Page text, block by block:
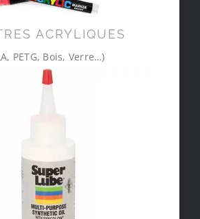
ACRYLIQUES
PETG, Bois, Verre…)